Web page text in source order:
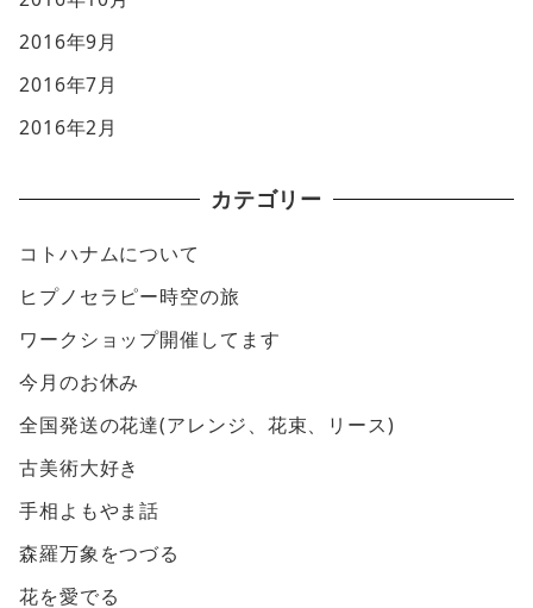
2016年9月
2016年7月
2016年2月
カテゴリー
コトハナムについて
ヒプノセラピー時空の旅
ワークショップ開催してます
今月のお休み
全国発送の花達(アレンジ、花束、リース)
古美術大好き
手相よもやま話
森羅万象をつづる
花を愛でる